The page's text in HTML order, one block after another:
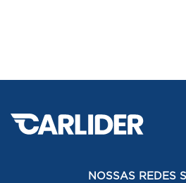
NOSSAS REDES